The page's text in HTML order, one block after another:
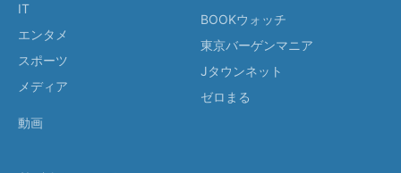
IT
エンタメ
スポーツ
メディア
動画
BOOKウォッチ
東京バーゲンマニア
Jタウンネット
ゼロまる